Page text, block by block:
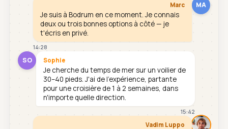
MA
Marc
Je suis à Bodrum en ce moment. Je connais
deux ou trois bonnes options à côté — je
t'écris en privé.
14:28
SO Sophie
Je cherche du temps de mer sur un voilier de
30–40 pieds. J'ai de l'expérience, partante
pour une croisière de 1 à 2 semaines, dans
n'importe quelle direction.
15:42
Vadim Luppo